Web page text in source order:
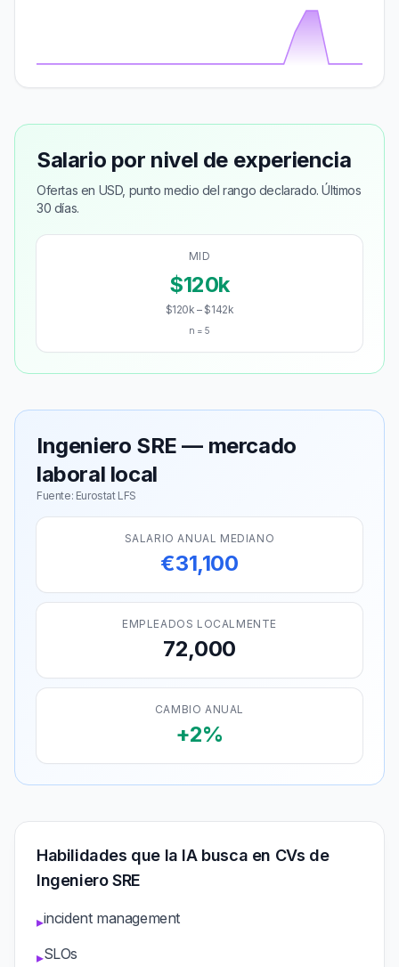
Salario por nivel de experiencia
Ofertas en USD, punto medio del rango declarado. Últimos
30 días.
MID
$120k
$120k – $142k
n = 5
Ingeniero SRE — mercado
laboral local
Fuente: Eurostat LFS
SALARIO ANUAL MEDIANO
€31,100
EMPLEADOS LOCALMENTE
72,000
CAMBIO ANUAL
+2%
Habilidades que la IA busca en CVs de
Ingeniero SRE
▸incident management
▸SLOs